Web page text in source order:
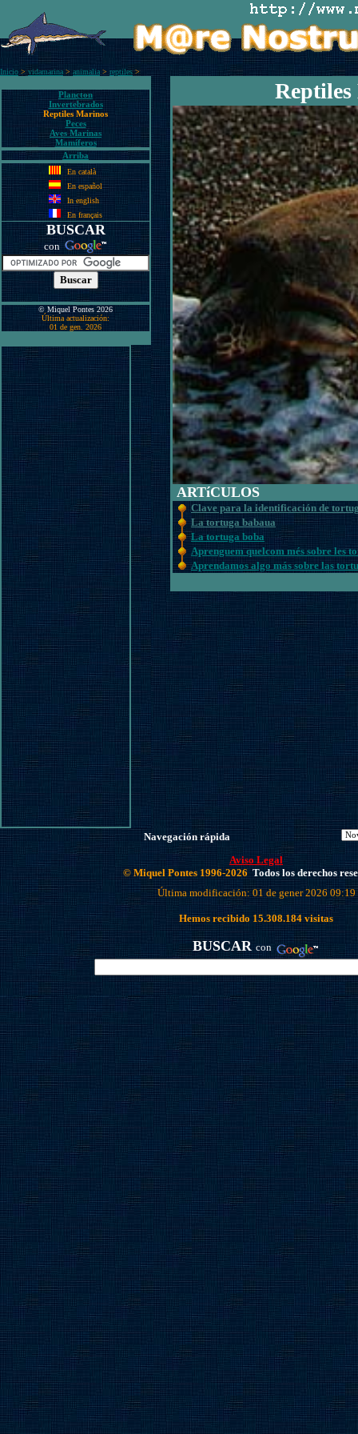
Inicio >vidamarina > animalia > reptiles>
Plancton
Invertebrados
Reptiles Marinos
Peces
Aves Marinas
Mamíferos
Arriba
En català
En español
In english
En français
BUSCAR
con
© Miquel Pontes 2026
Última actualización:
01 de gen. 2026
ARTíCULOS
Clave para la identificación de
La tortuga babaua
La tortuga boba
Aprenguem quelcom més sobre les
Aprendamos algo más sobre las
Navegación rápida
Aviso Legal
© Miquel Pontes 1996-2026 Todos los derechos
Última modificación: 01 de gener 2026 09:19
Hemos recibido 15.308.184 visitas
BUSCAR con